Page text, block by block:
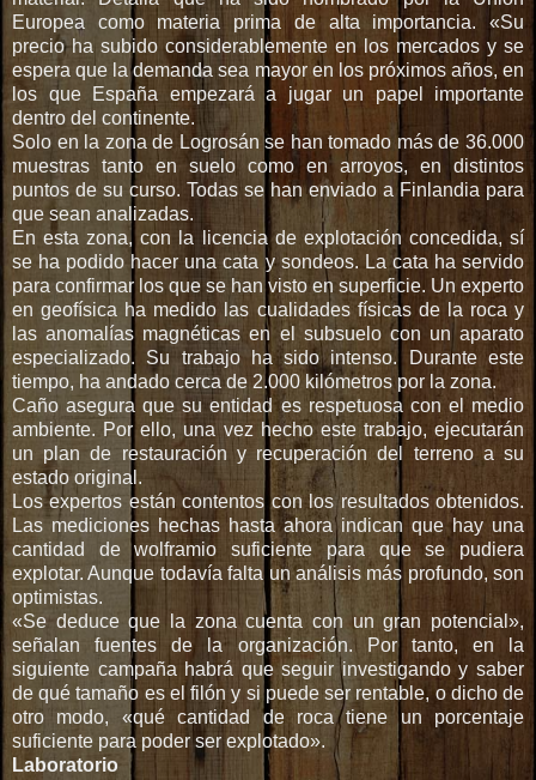
e
o
p
a
r
q
u
e
-
v
i
l
l
u
e
r
c
a
s
-
i
b
o
r
e
s
-
j
a
r
a
-
o
Europea como materia prima de alta importancia. «Su
precio ha subido considerablemente en los mercados y se
espera que la demanda sea mayor en los próximos años, en
los que España empezará a jugar un papel importante
dentro del continente.
Solo en la zona de Logrosán se han tomado más de 36.000
muestras tanto en suelo como en arroyos, en distintos
puntos de su curso. Todas se han enviado a Finlandia para
que sean analizadas.
En esta zona, con la licencia de explotación concedida, sí
se ha podido hacer una cata y sondeos. La cata ha servido
para confirmar los que se han visto en superficie. Un experto
en geofísica ha medido las cualidades físicas de la roca y
las anomalías magnéticas en el subsuelo con un aparato
especializado. Su trabajo ha sido intenso. Durante este
tiempo, ha andado cerca de 2.000 kilómetros por la zona.
Caño asegura que su entidad es respetuosa con el medio
ambiente. Por ello, una vez hecho este trabajo, ejecutarán
un plan de restauración y recuperación del terreno a su
estado original.
Los expertos están contentos con los resultados obtenidos.
Las mediciones hechas hasta ahora indican que hay una
cantidad de wolframio suficiente para que se pudiera
explotar. Aunque todavía falta un análisis más profundo, son
optimistas.
«Se deduce que la zona cuenta con un gran potencial»,
señalan fuentes de la organización. Por tanto, en la
siguiente campaña habrá que seguir investigando y saber
de qué tamaño es el filón y si puede ser rentable, o dicho de
otro modo, «qué cantidad de roca tiene un porcentaje
suficiente para poder ser explotado».
Laboratorio